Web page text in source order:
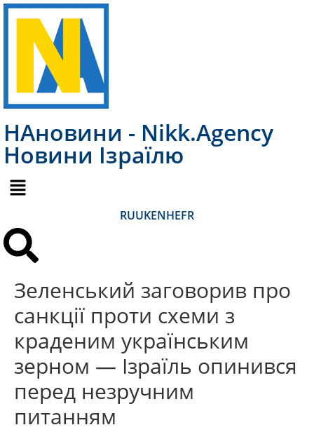
НАновини - Nikk.Agency
Новини Ізраїлю
RUUKENHEFR
Зеленський заговорив про
санкції проти схеми з
краденим українським
зерном — Ізраїль опинився
перед незручним
питанням